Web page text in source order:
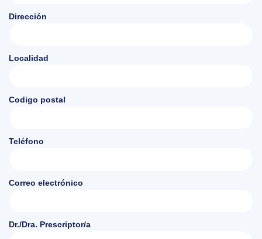
Dirección
Localidad
Codigo postal
Teléfono
Correo electrónico
Dr./Dra. Prescriptor/a